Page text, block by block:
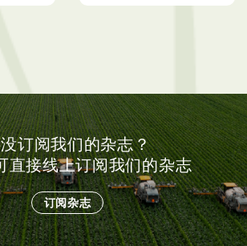
订阅我们的杂志？
直接线上订阅我们的杂志
订阅杂志